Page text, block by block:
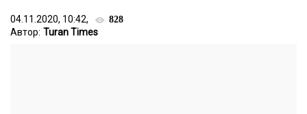
04.11.2020, 10:42, 828
Автор: Turan Times